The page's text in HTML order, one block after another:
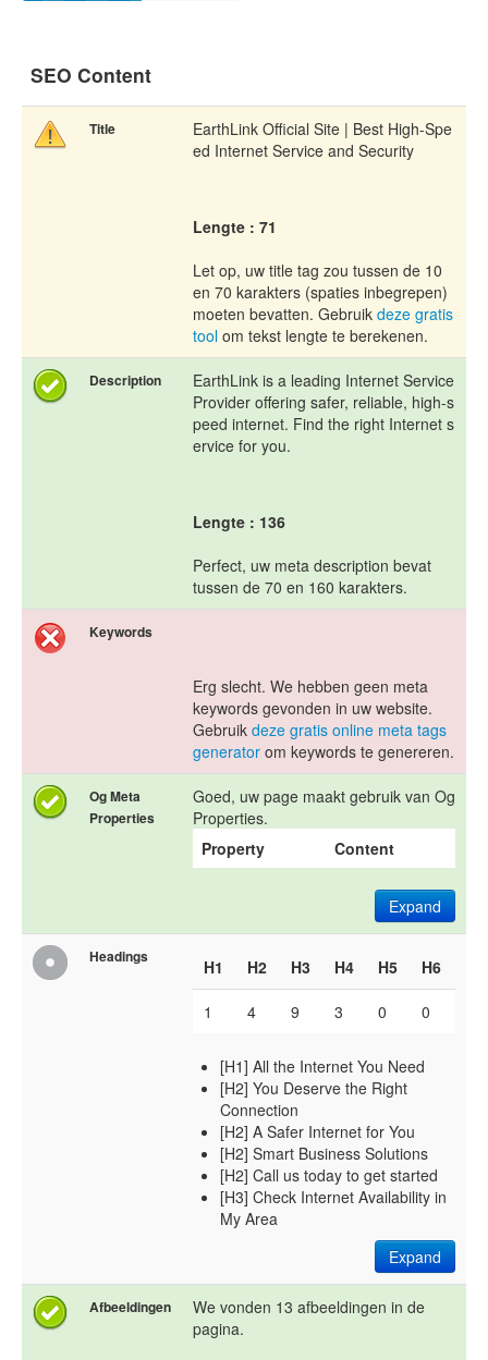
SEO Content
Title
EarthLink Official Site | Best High-Spe
ed Internet Service and Security
Lengte : 71
Let op, uw title tag zou tussen de 10
en 70 karakters (spaties inbegrepen)
moeten bevatten. Gebruik deze gratis
tool om tekst lengte te berekenen.
Description
EarthLink is a leading Internet Service
Provider offering safer, reliable, high-s
peed internet. Find the right Internet s
ervice for you.
Lengte : 136
Perfect, uw meta description bevat
tussen de 70 en 160 karakters.
Keywords
Erg slecht. We hebben geen meta
keywords gevonden in uw website.
Gebruik deze gratis online meta tags
generator om keywords te genereren.
Og Meta
Properties
Goed, uw page maakt gebruik van Og
Properties.
Property
Content
Expand
Headings H1 H2 H3 H4 H5 H6
1 4 9 3 0 0
[H1] All the Internet You Need
[H2] You Deserve the Right
Connection
[H2] A Safer Internet for You
[H2] Smart Business Solutions
[H2] Call us today to get started
[H3] Check Internet Availability in
My Area
Expand
Afbeeldingen
We vonden 13 afbeeldingen in de
pagina.